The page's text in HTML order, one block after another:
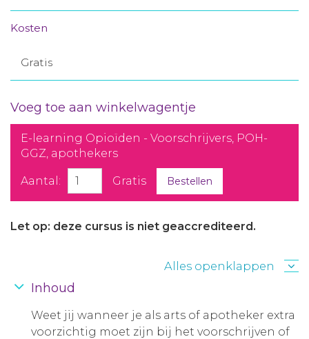
Kosten
Gratis
Voeg toe aan winkelwagentje
E-learning Opioïden - Voorschrijvers, POH-
GGZ, apothekers
Aantal: Gratis Bestellen
Let op: deze cursus is niet geaccrediteerd.
Alles openklappen
Inhoud
Weet jij wanneer je als arts of apotheker extra
voorzichtig moet zijn bij het voorschrijven of